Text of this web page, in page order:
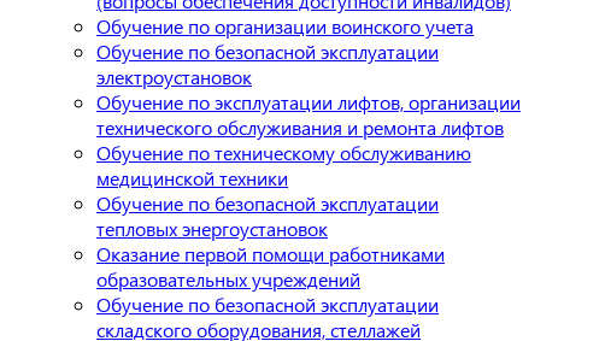
Обучение по организации воинского учета
Обучение по безопасной эксплуатации
электроустановок
Обучение по эксплуатации лифтов, организации
технического обслуживания и ремонта лифтов
Обучение по техническому обслуживанию
медицинской техники
Обучение по безопасной эксплуатации
тепловых энергоустановок
Оказание первой помощи работниками
образовательных учреждений
Обучение по безопасной эксплуатации
складского оборудования, стеллажей